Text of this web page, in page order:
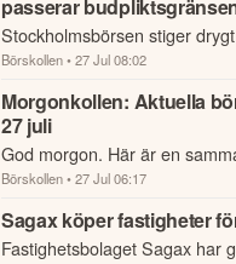
passerar
Stockholmsbörsen stiger
ett annars lugnt nyhetsflöde.
Börskollen• 27 Jul 08:02
Morgonkollen: Aktuella
27 juli
God morgon. Här är en
nattens händelser och
börsen.
Börskollen• 27 Jul 06:17
Sagax köper fastigheter
Fastighetsbolaget Sagax har